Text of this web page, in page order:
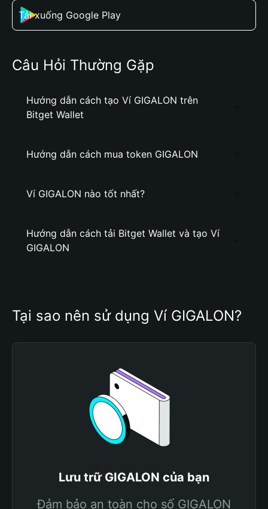
Tải xuống Google Play
Câu Hỏi Thường Gặp
Hướng dẫn cách tạo Ví GIGALON trên
Bitget Wallet
Hướng dẫn cách mua token GIGALON
Ví GIGALON nào tốt nhất?
Hướng dẫn cách tải Bitget Wallet và tạo Ví
GIGALON
Tại sao nên sử dụng Ví GIGALON?
Lưu trữ GIGALON của bạn
Đảm bảo an toàn cho số GIGALON